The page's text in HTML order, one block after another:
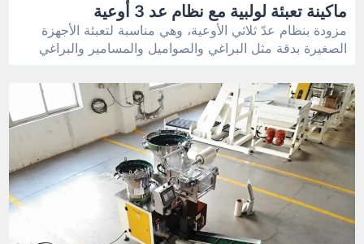
ماكينة تعبئة لولبية مع نظام عد 3 أوعية
مزودة بنظام عدّ ثلاثي الأوعية، وهي مناسبة لتعبئة الأجهزة
الصغيرة بدقة مثل البراغي والصواميل والمسامير والبراغي